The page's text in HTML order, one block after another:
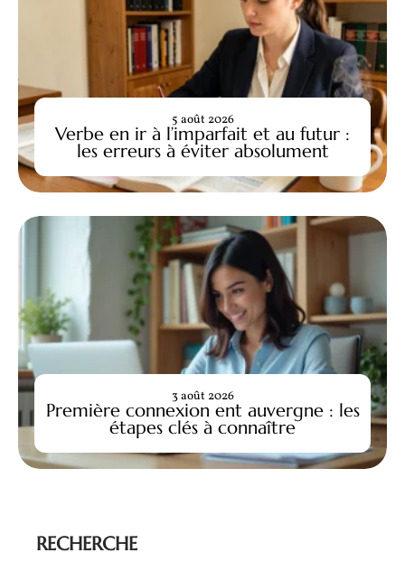
Verbe en ir à l’imparfait et au futur :
les erreurs à éviter absolument
5 août 2026
Première connexion ent auvergne : les
étapes clés à connaître
3 août 2026
RECHERCHE